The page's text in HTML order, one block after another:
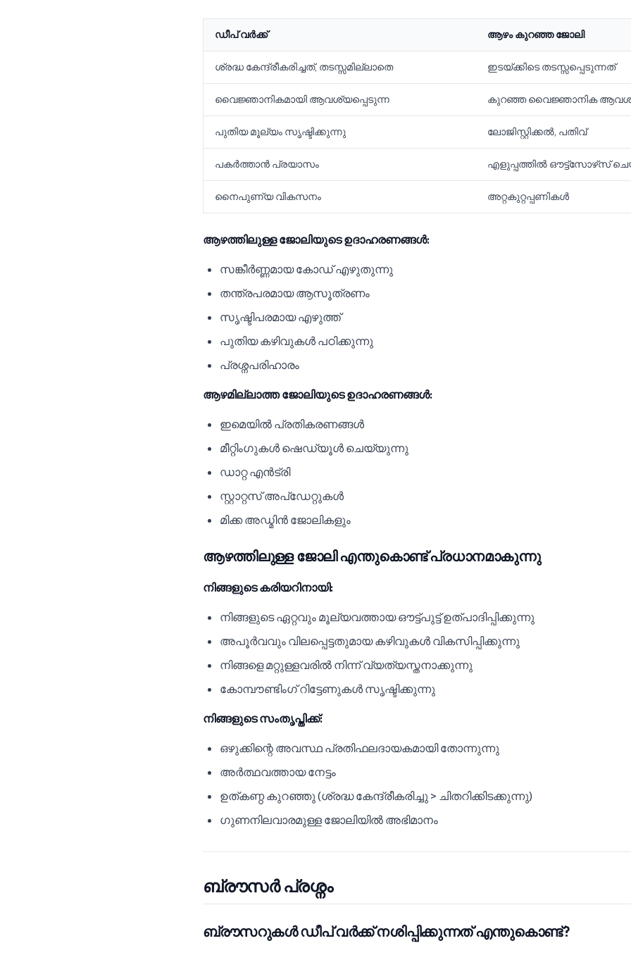
ഡീപ് വർക്ക് ആഴം കുറഞ്ഞ ജോലി
ശ്രദ്ധ കേന്ദ്രീകരിച്ചത്, തടസ്സമില്ലാതെ ഇടയ്ക്കിടെ തടസ്സപ്പെടുന്നത്
വൈജ്ഞാനികമായി ആവശ്യപ്പെടുന്ന കുറഞ്ഞ വൈജ്ഞാനിക
പുതിയ മൂല്യം സൃഷ്ടിക്കുന്നു ലോജിസ്റ്റിക്കൽ, പതിവ്
പകർത്താൻ പ്രയാസം എളുപ്പത്തിൽ ഔട്ട്‌സോഴ്‌സ്
നൈപുണ്യ വികസനം അറ്റകുറ്റപ്പണികൾ
ആഴത്തിലുള്ള ജോലിയുടെ ഉദാഹരണങ്ങൾ:
സങ്കീർണ്ണമായ കോഡ് എഴുതുന്നു
തന്ത്രപരമായ ആസൂത്രണം
സൃഷ്ടിപരമായ എഴുത്ത്
പുതിയ കഴിവുകൾ പഠിക്കുന്നു
പ്രശ്നപരിഹാരം
ആഴമില്ലാത്ത ജോലിയുടെ ഉദാഹരണങ്ങൾ:
ഇമെയിൽ പ്രതികരണങ്ങൾ
മീറ്റിംഗുകൾ ഷെഡ്യൂൾ ചെയ്യുന്നു
ഡാറ്റ എൻട്രി
സ്റ്റാറ്റസ് അപ്‌ഡേറ്റുകൾ
മിക്ക അഡ്മിൻ ജോലികളും
ആഴത്തിലുള്ള ജോലി എന്തുകൊണ്ട് പ്രധാനമാകുന്നു
നിങ്ങളുടെ കരിയറിനായി:
നിങ്ങളുടെ ഏറ്റവും മൂല്യവത്തായ ഔട്ട്‌പുട്ട് ഉത്പാദിപ്പിക്കുന്നു
അപൂർവവും വിലപ്പെട്ടതുമായ കഴിവുകൾ വികസിപ്പിക്കുന്നു
നിങ്ങളെ മറ്റുള്ളവരിൽ നിന്ന് വ്യത്യസ്തനാക്കുന്നു
കോമ്പൗണ്ടിംഗ് റിട്ടേണുകൾ സൃഷ്ടിക്കുന്നു
നിങ്ങളുടെ സംതൃപ്തിക്ക്:
ഒഴുക്കിന്റെ അവസ്ഥ പ്രതിഫലദായകമായി തോന്നുന്നു
അർത്ഥവത്തായ നേട്ടം
ഉത്കണ്ഠ കുറഞ്ഞു (ശ്രദ്ധ കേന്ദ്രീകരിച്ചു > ചിതറിക്കിടക്കുന്നു)
ഗുണനിലവാരമുള്ള ജോലിയിൽ അഭിമാനം
ബ്രൗസർ പ്രശ്നം
ബ്രൗസറുകൾ ഡീപ് വർക്ക് നശിപ്പിക്കുന്നത് എന്തുകൊണ്ട്?